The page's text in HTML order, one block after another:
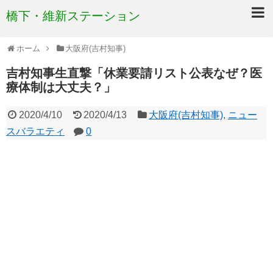
橋下・維新ステーション
ホーム 大阪府(吉村知事)
吉村知事生直撃「休業要請リスト公表なぜ？医
療体制は大丈夫？」
2020/4/10 2020/4/13 大阪府(吉村知事), ニュー
スバラエティ
0